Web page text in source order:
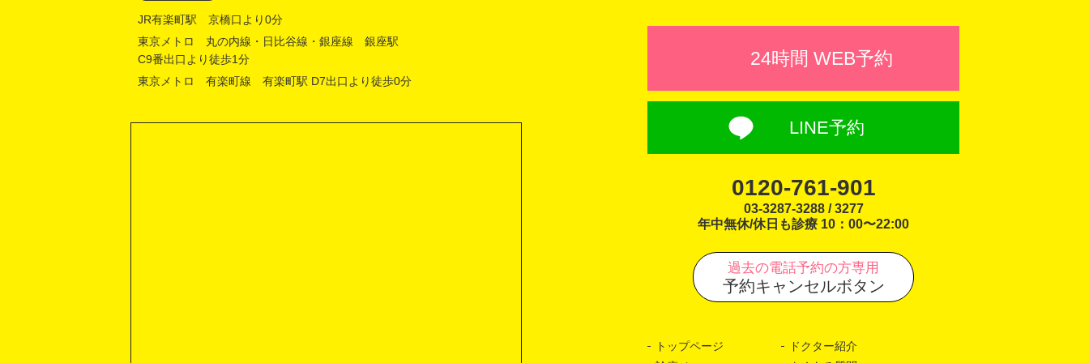
JR有楽町駅 京橋口より0分
東京メトロ 丸の内線・日比谷線・銀座線 銀座駅
C9番出口より徒歩1分
東京メトロ 有楽町線 有楽町駅 D7出口より徒歩0分
24時間 WEB予約
LINE予約
0120-761-901
03-3287-3288 / 3277
年中無休/休日も診療 10：00〜22:00
過去の電話予約の方専用
予約キャンセルボタン
トップページ
ドクター紹介